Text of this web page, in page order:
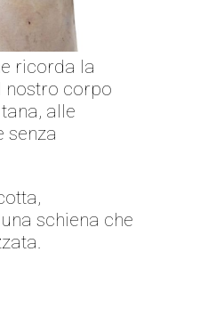
ricorda la
nostro corpo
alle
senza
schiena che